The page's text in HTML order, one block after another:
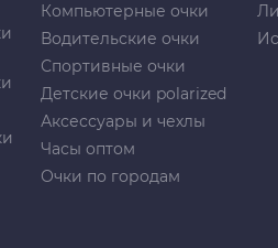
Компьютерные очки
Водительские очки
Спортивные очки
Детские очки polarized
Аксессуары и чехлы
Часы оптом
Очки по городам